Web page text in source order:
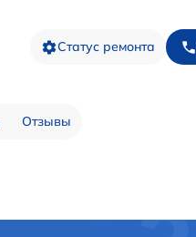
Статус ремонта
Отзывы